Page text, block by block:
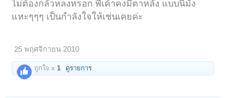
ไม่ต้องกลัวหลงหรอก พี่เค้าคงมีตาหลัง แบบนี้มั้ง
แหะๆๆๆ เป็นกำลังใจให้เช่นเคยค่ะ
25 พฤศจิกายน 2010
ถูกใจ x1 ดูรายการ